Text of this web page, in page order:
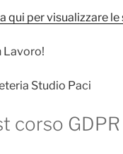
qui per visualizzare le
Lavoro!
Studio Paci
corso